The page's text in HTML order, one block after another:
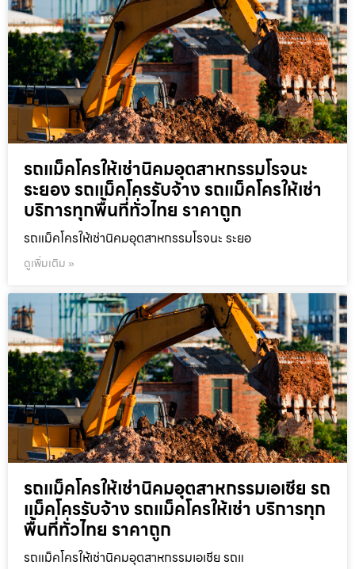
รถแม็คโครให้เช่านิคมอุตสาหกรรมโรจนะ
ระยอง รถแม็คโครรับจ้าง รถแม็คโครให้เช่า
บริการทุกพื้นที่ทั่วไทย ราคาถูก
รถแม็คโครให้เช่านิคมอุตสาหกรรมโรจนะ ระยอ
ดูเพิ่มเติม »
รถแม็คโครให้เช่านิคมอุตสาหกรรมเอเชีย รถ
แม็คโครรับจ้าง รถแม็คโครให้เช่า บริการทุก
พื้นที่ทั่วไทย ราคาถูก
รถแม็คโครให้เช่านิคมอุตสาหกรรมเอเชีย รถแ